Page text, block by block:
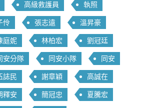
高級救護員 執照
伶 張志遠 溫昇豪
庭妮 林柏宏 劉冠廷
安分隊 同安小隊 同安
誌民 謝章穎 高誠在
釋安 簡冠忠 夏騰宏